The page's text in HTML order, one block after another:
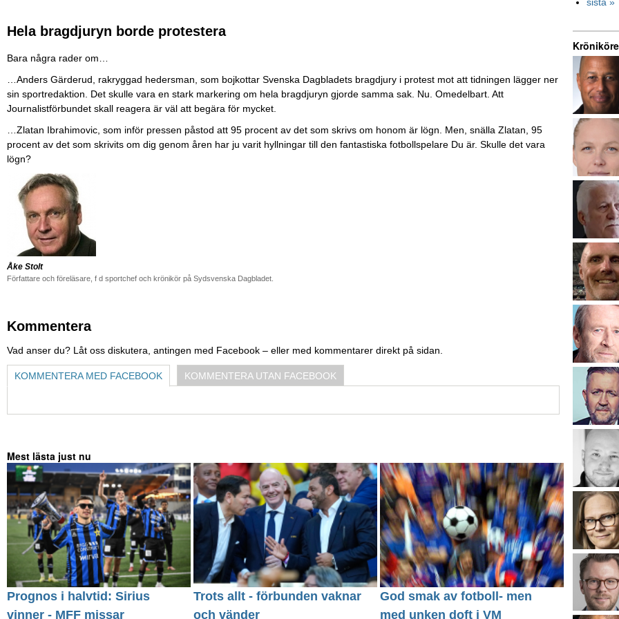
Hela bragdjuryn borde protestera
Bara några rader om…
…Anders Gärderud, rakryggad hedersman, som bojkottar Svenska Dagbladets bragdjury i protest mot att tidningen lägger ner
sin sportredaktion. Det skulle vara en stark markering om hela bragdjuryn gjorde samma sak. Nu. Omedelbart. Att
Journalistförbundet skall reagera är väl att begära för mycket.
…Zlatan Ibrahimovic, som inför pressen påstod att 95 procent av det som skrivs om honom är lögn. Men, snälla Zlatan, 95
procent av det som skrivits om dig genom åren har ju varit hyllningar till den fantastiska fotbollspelare Du är. Skulle det vara
lögn?
Åke Stolt
Författare och föreläsare, f d sportchef och krönikör på Sydsvenska Dagbladet.
Kommentera
Vad anser du? Låt oss diskutera, antingen med Facebook – eller med kommentarer direkt på sidan.
KOMMENTERA MED FACEBOOK KOMMENTERA UTAN FACEBOOK
Mest lästa just nu
Prognos i halvtid: Sirius
vinner - MFF missar
Trots allt - förbunden vaknar
och vänder
God smak av fotboll- men
med unken doft i VM
sista »